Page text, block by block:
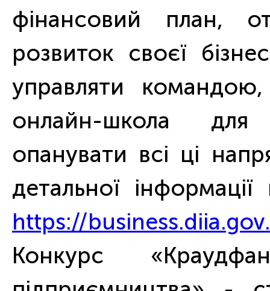
фінансовий план,
розвиток своєї
управляти
онлайн-школа для
опанувати всі ці
детальної
https://
Конкурс